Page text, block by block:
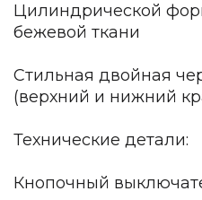
Сантехника и
Подбор, производство и
Отделка и
Стены
Стеновые декоративные
Цилиндрической
бежевой ткани
Стильная двойная
(верхний и нижний
Технические детали:
Кнопочный